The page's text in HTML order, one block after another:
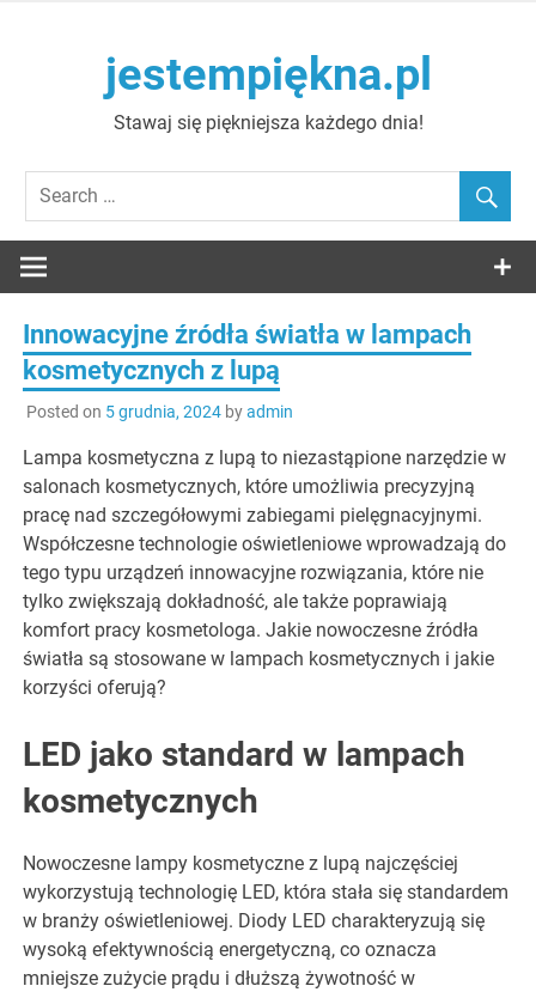
jestempiękna.pl
Stawaj się piękniejsza każdego dnia!
Innowacyjne źródła światła w lampach
kosmetycznych z lupą
Posted on 5 grudnia, 2024byadmin
Lampa kosmetyczna z lupą to niezastąpione narzędzie w
salonach kosmetycznych, które umożliwia precyzyjną
pracę nad szczegółowymi zabiegami pielęgnacyjnymi.
Współczesne technologie oświetleniowe wprowadzają do
tego typu urządzeń innowacyjne rozwiązania, które nie
tylko zwiększają dokładność, ale także poprawiają
komfort pracy kosmetologa. Jakie nowoczesne źródła
światła są stosowane w lampach kosmetycznych i jakie
korzyści oferują?
LED jako standard w lampach
kosmetycznych
Nowoczesne lampy kosmetyczne z lupą najczęściej
wykorzystują technologię LED, która stała się standardem
w branży oświetleniowej. Diody LED charakteryzują się
wysoką efektywnością energetyczną, co oznacza
mniejsze zużycie prądu i dłuższą żywotność w